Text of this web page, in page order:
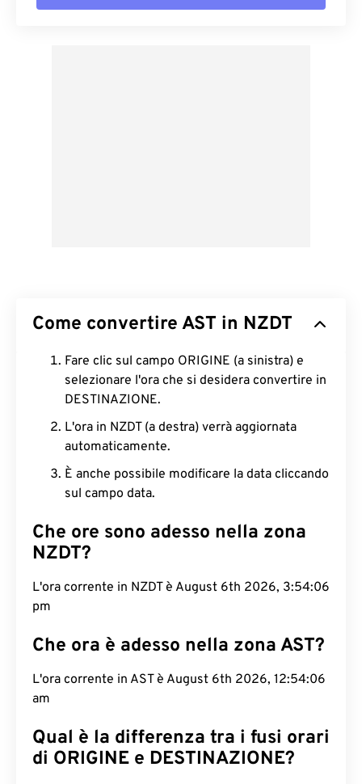
Come convertire AST in NZDT
Fare clic sul campo ORIGINE (a sinistra) e
selezionare l'ora che si desidera convertire in
DESTINAZIONE.
L'ora in NZDT (a destra) verrà aggiornata
automaticamente.
È anche possibile modificare la data cliccando
sul campo data.
Che ore sono adesso nella zona
NZDT?
L'ora corrente in NZDT è August 6th 2026, 3:54:07
pm
Che ora è adesso nella zona AST?
L'ora corrente in AST è August 6th 2026, 12:54:07
am
Qual è la differenza tra i fusi orari
di ORIGINE e DESTINAZIONE?